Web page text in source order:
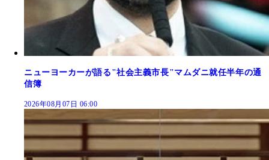
ニューヨーカーが語る"社会主義市長"マムダニ就任半年の通
信簿
2026年08月07日 06:00